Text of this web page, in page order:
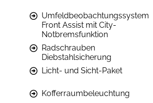
Umfeldbeobachtungssystem
Front Assist mit City-
Notbremsfunktion
Radschrauben
Diebstahlsicherung
Licht- und Sicht-Paket
Kofferraumbeleuchtung